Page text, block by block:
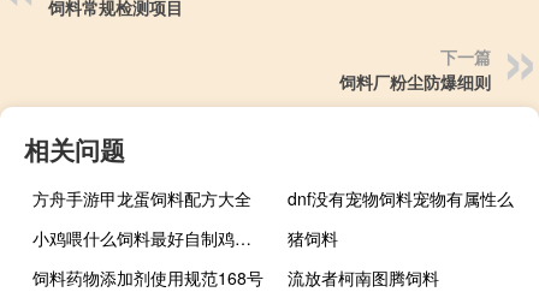
饲料常规检测项目
下一篇
饲料厂粉尘防爆细则
相关问题
方舟手游甲龙蛋饲料配方大全
dnf没有宠物饲料宠物有属性么
小鸡喂什么饲料最好自制鸡饲料放什么
猪饲料
饲料药物添加剂使用规范168号
流放者柯南图腾饲料